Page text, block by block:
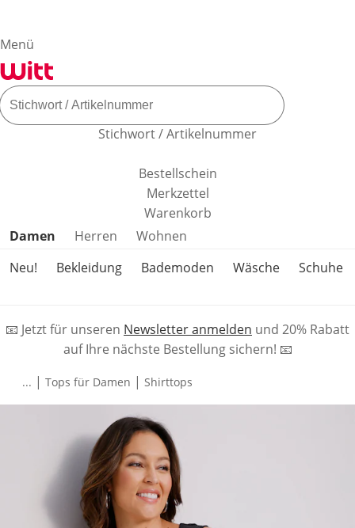
Menü
Stichwort / Artikelnummer
Bestellschein
Merkzettel
Warenkorb
Produktkategorien überspringen
Damen Herren
Wohnen
Neu!
Bekleidung Bademoden Wäsche Schuhe
📧 Jetzt für unseren Newsletter anmelden und 20% Rabatt
auf Ihre nächste Bestellung sichern! 📧
... | Tops für Damen | Shirttops